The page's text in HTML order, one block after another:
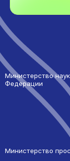
Министерство
Федерации
Министерство